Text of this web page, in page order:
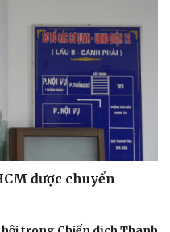
Nghệ sĩ
được chuyển